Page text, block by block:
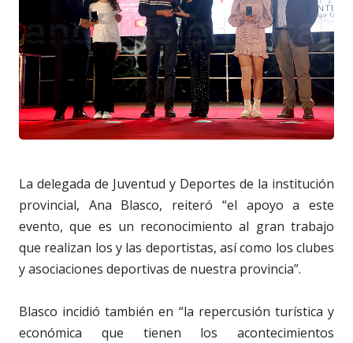
La delegada de Juventud y Deportes de la institución
provincial, Ana Blasco, reiteró “el apoyo a este
evento, que es un reconocimiento al gran trabajo
que realizan los y las deportistas, así como los clubes
y asociaciones deportivas de nuestra provincia”.
Blasco incidió también en “la repercusión turística y
económica que tienen los acontecimientos